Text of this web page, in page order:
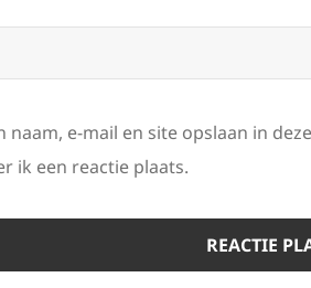
naam, e-mail en site opslaan in
ik een reactie plaats.